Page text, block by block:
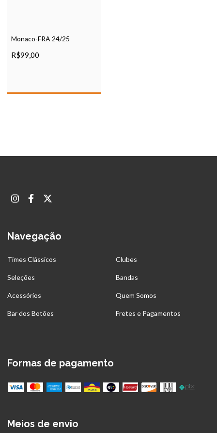
Monaco-FRA 24/25
R$99,00
Navegação
Times Clássicos Clubes
Seleções Bandas
Acessórios Quem Somos
Bar dos Botões Fretes e Pagamentos
Formas de pagamento
Meios de envio